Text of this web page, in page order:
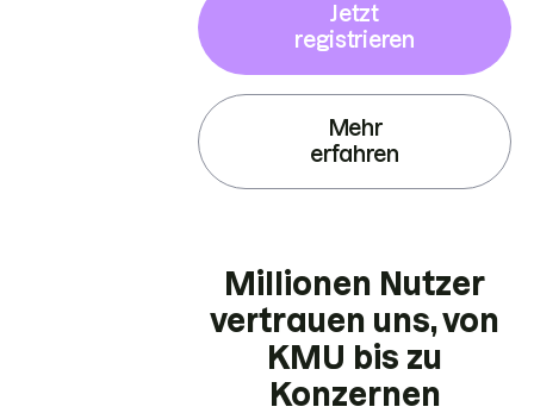
Jetzt
registrieren
Mehr
erfahren
Millionen Nutzer
vertrauen uns, von
KMU bis zu
Konzernen